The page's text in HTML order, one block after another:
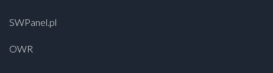
SWPanel.pl
OWR